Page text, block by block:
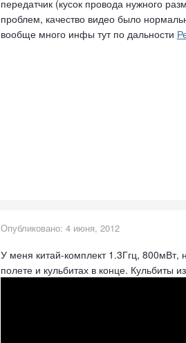
передатчик (кусок провода нужного
проблем, качество видео было
вообще много инфы тут по дальности
Опубликовано: 4 июня, 2012
У меня китай-комплект 1.3Ггц,
полете и кульбитах в конце. Кульбиты